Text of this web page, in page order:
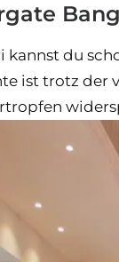
kannst du
ist trotz der